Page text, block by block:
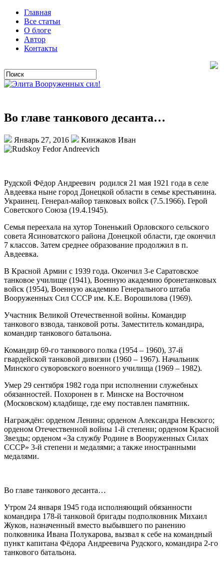
Главная
Все статьи
О блоге
Автор
Контакты
Во главе танкового десанта…
Январь 27, 2016 Кинжаков Иван
Рудской Фёдор Андреевич родился 21 мая 1921 года в селе
Авдеевка ныне город Донецкой области в семье крестьянина.
Украинец. Генерал-майор танковых войск (7.5.1966). Герой
Советского Союза (19.4.1945).
Семья переехала на хутор Тоненький Орловского сельского
совета Ясиноватского района Донецкой области, где окончил
7 классов. Затем среднее образование продолжил в п.
Авдеевка.
В Красной Армии с 1939 года. Окончил 3-е Саратовское
танковое училище (1941), Военную академию бронетанковых
войск (1954), Военную академию Генерального штаба
Вооруженных Сил СССР им. К.Е. Ворошилова (1969).
Участник Великой Отечественной войны. Командир
танкового взвода, танковой роты. Заместитель командира,
командир танкового батальона.
Командир 69-го танкового полка (1954 – 1960), 37-й
гвардейской танковой дивизии (1960 – 1967). Начальник
Минского суворовского военного училища (1969 – 1982).
Умер 29 сентября 1982 года при исполнении служебных
обязанностей. Похоронен в г. Минске на Восточном
(Московском) кладбище, где ему поставлен памятник.
Награждён: орденом Ленина; орденом Александра Невского;
орденом Отечественной войны 1-й степени; орденом Красной
Звезды; орденом «За службу Родине в Вооруженных Силах
СССР» 3-й степени и медалями; а также иностранными
медалями.
Во главе танкового десанта…
Утром 24 января 1945 года исполняющий обязанности
командира 178-й танковой бригады подполковник Михаил
Жуков, назначенный вместо выбывшего по ранению
полковника Ивана Полукарова, вызвал к себе на командный
пункт капитана Фёдора Андреевича Рудского, командира 2-го
танкового батальона.